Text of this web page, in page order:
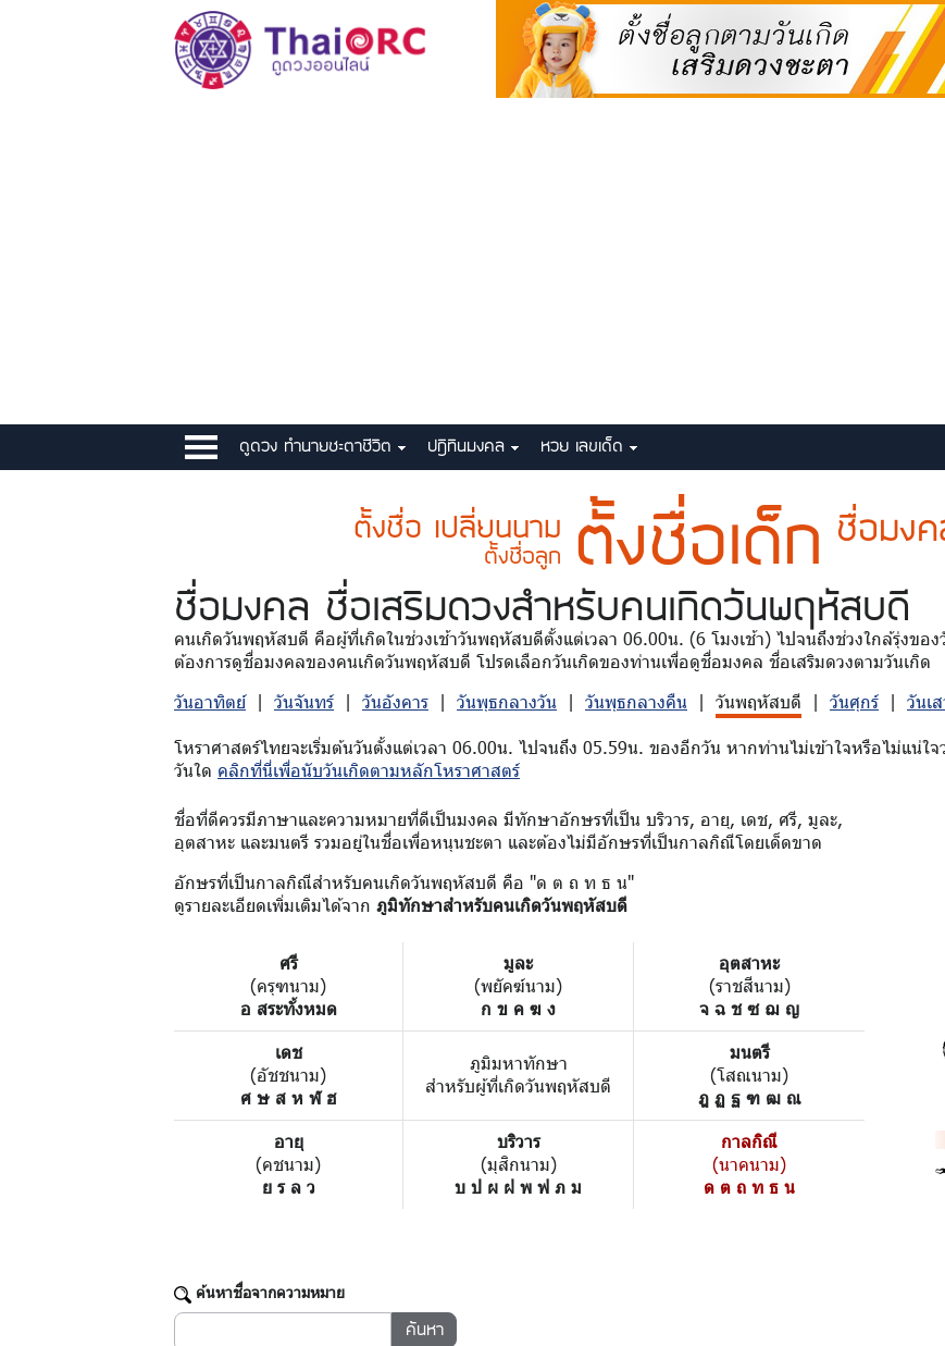
ดูดวง ทำนายชะตาชีวิต ปฎิทินมงคล หวย เลขเด็ด
ตั้งชื่อ เปลี่ยนนาม
ตั้งชื่อลูก ตั้งชื่อเด็ก ชื่อมง
ชื่อมงคล ชื่อเสริมดวงสำหรับคนเกิดวันพฤหัสบดี
คนเกิดวันพฤหัสบดี คือผู้ที่เกิดในช่วงเช้าวันพฤหัสบดีตั้งแต่เวลา 06.00น. (6 โมงเช้า) ไปจนถึงช่วงใกล้รุ่งขอ
ต้องการดูชื่อมงคลของคนเกิดวันพฤหัสบดี โปรดเลือกวันเกิดของท่านเพื่อดูชื่อมงคล ชื่อเสริมดวงตามวันเกิด
วันอาทิตย์| วันจันทร์ | วันอังคาร | วันพุธกลางวัน | วันพุธกลางคืน | วันพฤหัสบดี | วันศุกร์ | วันเ
โหราศาสตร์ไทยจะเริ่มต้นวันตั้งแต่เวลา 06.00น. ไปจนถึง 05.59น. ของอีกวัน หากท่านไม่เข้าใจหรือไม่แน่
วันใด คลิกที่นี่เพื่อนับวันเกิดตามหลักโหราศาสตร์
ชื่อที่ดีควรมีภาษาและความหมายที่ดีเป็นมงคล มีทักษาอักษรที่เป็น บริวาร, อายุ, เดช, ศรี, มูละ,
อุตสาหะ และมนตรี รวมอยู่ในชื่อเพื่อหนุนชะตา และต้องไม่มีอักษรที่เป็นกาลกิณีโดยเด็ดขาด
อักษรที่เป็นกาลกิณีสำหรับคนเกิดวันพฤหัสบดี คือ "ด ต ถ ท ธ น"
ดูรายละเอียดเพิ่มเติมได้จาก ภูมิทักษาสำหรับคนเกิดวันพฤหัสบดี
ศรี
(ครุฑนาม)
อ สระทั้งหมด
มูละ
(พยัคฆ์นาม)
ก ข ค ฆ ง
อุตสาหะ
(ราชสีนาม)
จ ฉ ช ซ ฌ ญ
เดช
(อัชชนาม)
ศ ษ ส ห ฬ ฮ
ภูมิมหาทักษา
สำหรับผู้ที่เกิดวันพฤหัสบดี
มนตรี
(โสณนาม)
ฎ ฏ ฐ ฑ ฒ ณ
อายุ
(คชนาม)
ย ร ล ว
บริวาร
(มุสิกนาม)
บ ป ผ ฝ พ ฟ ภ ม
กาลกิณี
(นาคนาม)
ด ต ถ ท ธ น
ค้นหาชื่อจากความหมาย